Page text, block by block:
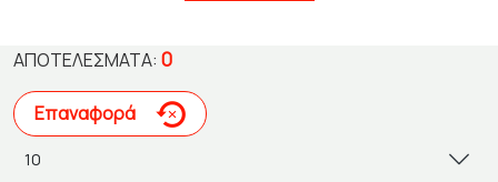
ΑΠΟΤΕΛΈΣΜΑΤΑ: 0
Επαναφορά